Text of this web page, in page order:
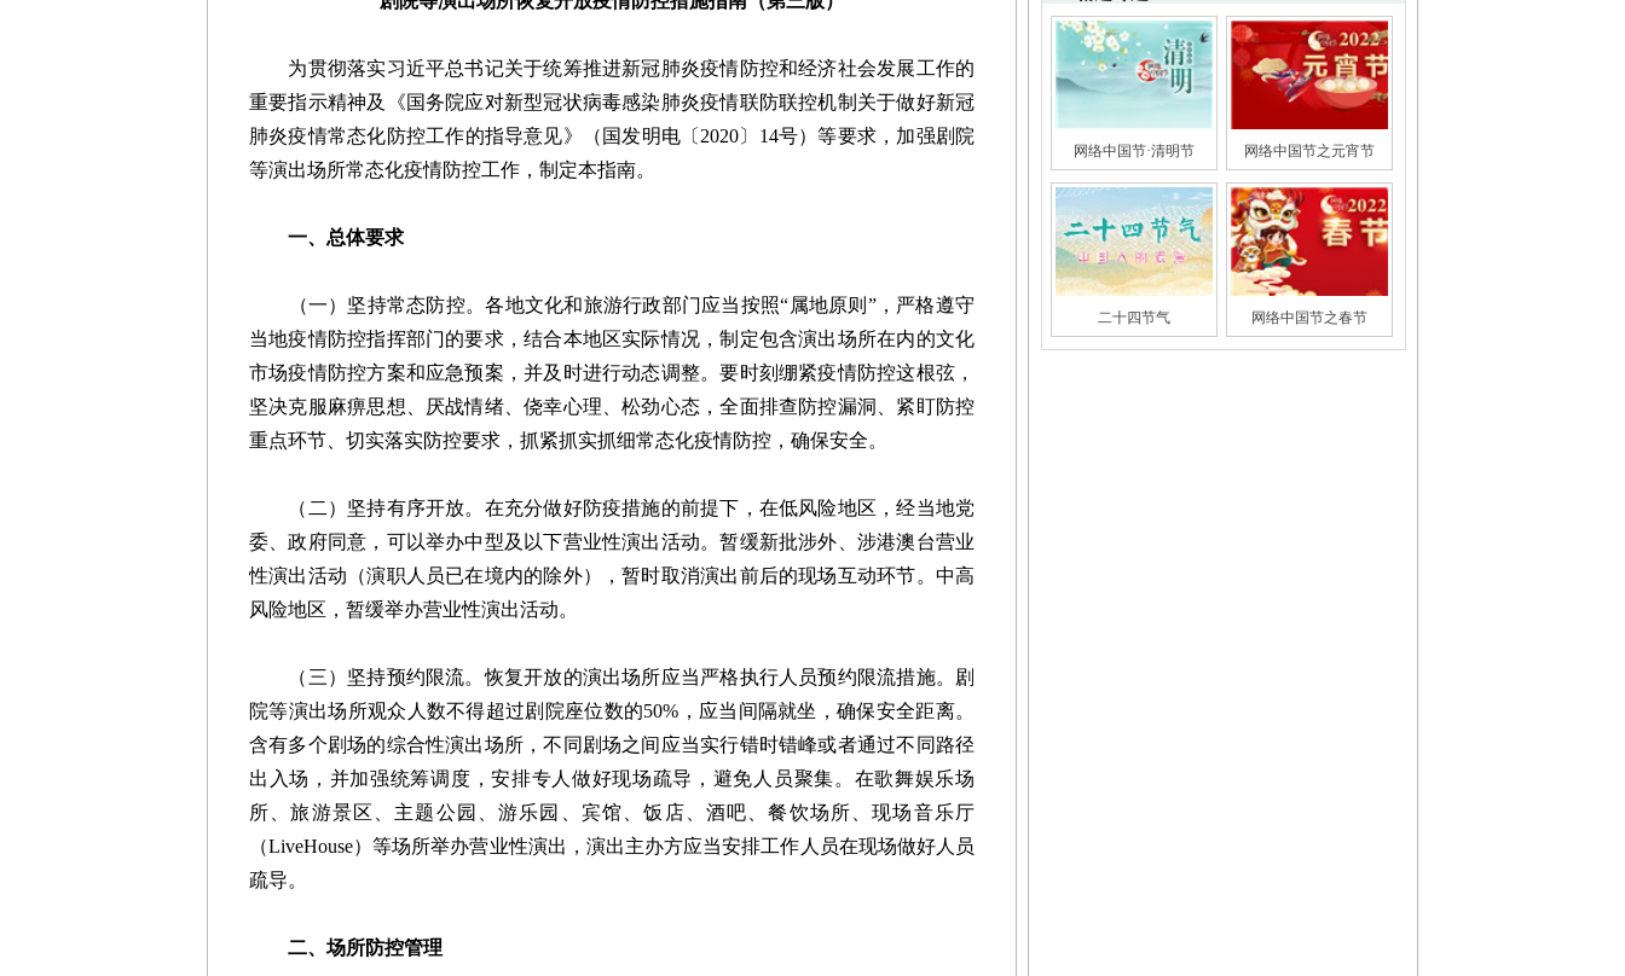
为贯彻落实习近平总书记关于统筹推进新冠肺炎疫情防控和经济社会发展工作的
重要指示精神及《国务院应对新型冠状病毒感染肺炎疫情联防联控机制关于做好新冠
肺炎疫情常态化防控工作的指导意见》（国发明电〔2020〕14号）等要求，加强剧院
等演出场所常态化疫情防控工作，制定本指南。
一、总体要求
（一）坚持常态防控。各地文化和旅游行政部门应当按照“属地原则”，严格遵守
当地疫情防控指挥部门的要求，结合本地区实际情况，制定包含演出场所在内的文化
市场疫情防控方案和应急预案，并及时进行动态调整。要时刻绷紧疫情防控这根弦，
坚决克服麻痹思想、厌战情绪、侥幸心理、松劲心态，全面排查防控漏洞、紧盯防控
重点环节、切实落实防控要求，抓紧抓实抓细常态化疫情防控，确保安全。
（二）坚持有序开放。在充分做好防疫措施的前提下，在低风险地区，经当地党
委、政府同意，可以举办中型及以下营业性演出活动。暂缓新批涉外、涉港澳台营业
性演出活动（演职人员已在境内的除外），暂时取消演出前后的现场互动环节。中高
风险地区，暂缓举办营业性演出活动。
（三）坚持预约限流。恢复开放的演出场所应当严格执行人员预约限流措施。剧
院等演出场所观众人数不得超过剧院座位数的50%，应当间隔就坐，确保安全距离。
含有多个剧场的综合性演出场所，不同剧场之间应当实行错时错峰或者通过不同路径
出入场，并加强统筹调度，安排专人做好现场疏导，避免人员聚集。在歌舞娱乐场
所、旅游景区、主题公园、游乐园、宾馆、饭店、酒吧、餐饮场所、现场音乐厅
（LiveHouse）等场所举办营业性演出，演出主办方应当安排工作人员在现场做好人员
疏导。
二、场所防控管理
网络中国节·清明节 网络中国节之元宵节
二十四节气 网络中国节之春节